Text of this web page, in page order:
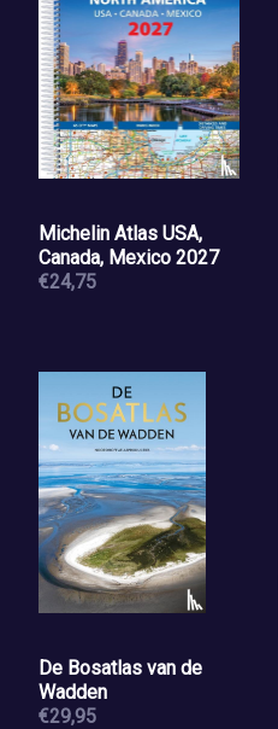
Michelin Atlas USA,
Canada, Mexico 2027
€24,75
De Bosatlas van de
Wadden
€29,95